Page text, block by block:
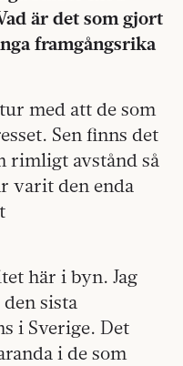
är det som gjort
framgångsrika
med att de som
Sen finns det
rimligt avstånd så
varit den enda
här i byn. Jag
sista
i Sverige. Det
i de som